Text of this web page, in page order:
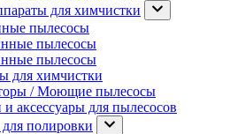
для химчистки
пылесосы
пылесосы
пылесосы
для химчистки
/ Моющие пылесосы
и аксессуары для пылесосов
полировки